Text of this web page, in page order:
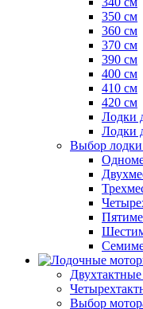
350 см
360 см
370 см
390 см
400 см
410 см
420 см
Лодки
Лодки
Выбор
Выбор